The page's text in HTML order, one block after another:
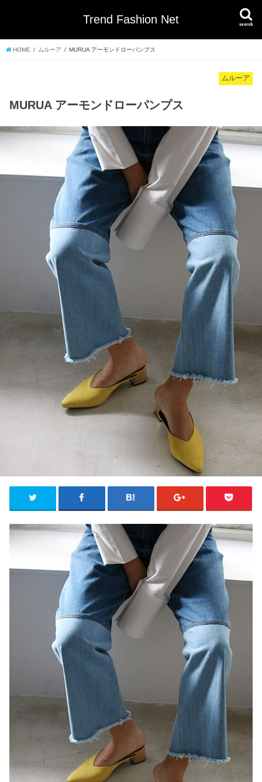
Trend Fashion Net search
HOME ムルーア MURUA アーモンドローパンプス
ムルーア
MURUA アーモンドローパンプス